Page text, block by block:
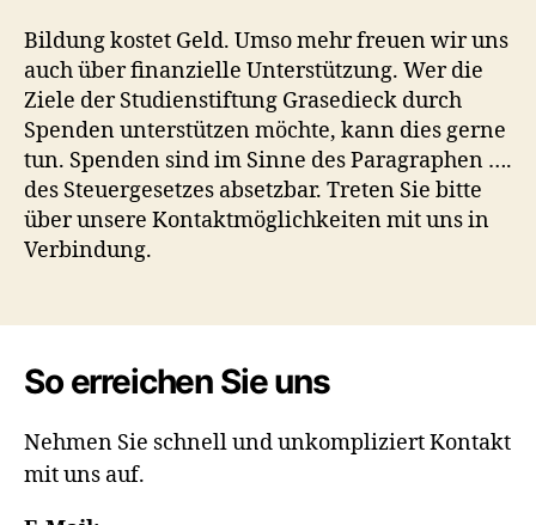
Bildung kostet Geld. Umso mehr freuen wir uns
auch über finanzielle Unterstützung. Wer die
Ziele der Studienstiftung Grasedieck durch
Spenden unterstützen möchte, kann dies gerne
tun. Spenden sind im Sinne des Paragraphen ….
des Steuergesetzes absetzbar. Treten Sie bitte
über unsere Kontaktmöglichkeiten mit uns in
Verbindung.
So erreichen Sie uns
Nehmen Sie schnell und unkompliziert Kontakt
mit uns auf.